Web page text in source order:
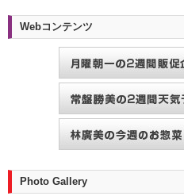
Webコンテンツ
Photo Gallery